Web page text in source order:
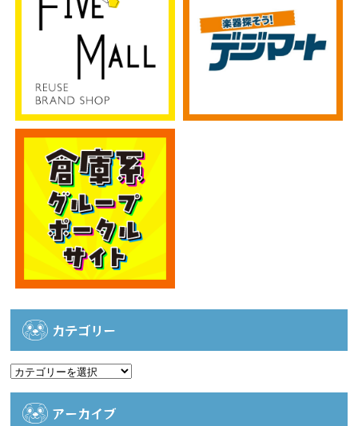
カテゴリー
カ
アーカイブ